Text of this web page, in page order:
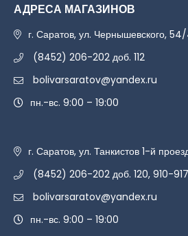
АДРЕСА МАГАЗИНОВ
г. Саратов, ул. Чернышевского,
(8452) 206-202 доб. 112
bolivarsaratov@yandex.ru
пн.-вс. 9:00 – 19:00
г. Саратов, ул. Танкистов 1-й
(8452) 206-202 доб. 120, 910-917
bolivarsaratov@yandex.ru
пн.-вс. 9:00 – 19:00